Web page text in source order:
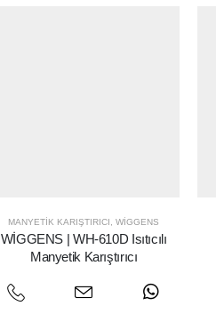
MANYETIK KARIŞTIRICI,WIGGENS
WİGGENS | WH-610D Isıtıcılı
Manyetik Karıştırıcı